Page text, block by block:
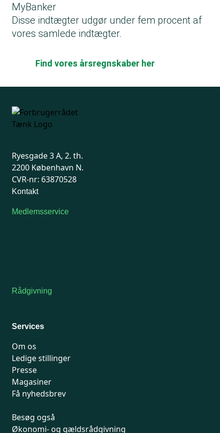
MyBanker
Disse indtægter udgør under fem procent af
vores samlede indtægter.
Find vores årsregnskaber her
Ryesgade 3 A, 2. th.
2200 København N.
CVR-nr: 63870528
Kontakt
Medlemsservice
Rådgivning
Services
Om os
Ledige stillinger
Presse
Magasiner
Få nyhedsbrev
Besøg også
Økonomi- og gældsrådgivning